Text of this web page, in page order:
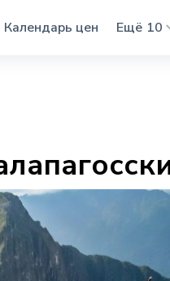
Календарь цен Ещё 10